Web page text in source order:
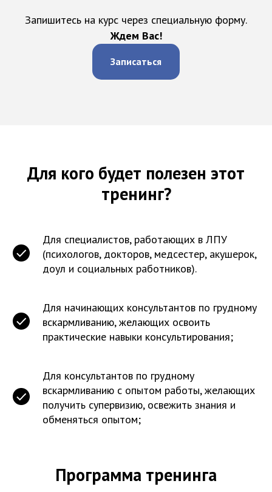
Запишитесь на курс через специальную форму.
Ждем Вас!
Записаться
Для кого будет полезен этот
тренинг?
Для специалистов, работающих в ЛПУ
(психологов, докторов, медсестер, акушерок,
доул и социальных работников).
Для начинающих консультантов по грудному
вскармливанию, желающих освоить
практические навыки консультирования;
Для консультантов по грудному
вскармливанию с опытом работы, желающих
получить супервизию, освежить знания и
обменяться опытом;
Программа тренинга